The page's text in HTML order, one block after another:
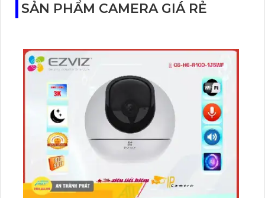
SẢN PHẨM CAMERA GIÁ RẺ